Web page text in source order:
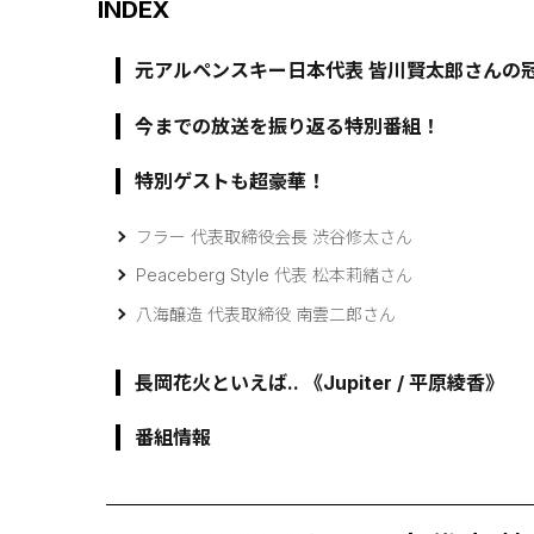
INDEX
元アルペンスキー日本代表 皆川賢太郎さんの
今までの放送を振り返る特別番組！
特別ゲストも超豪華！
フラー 代表取締役会長 渋谷修太さん
Peaceberg Style 代表 松本莉緒さん
八海醸造 代表取締役 南雲二郎さん
長岡花火といえば.. 《Jupiter / 平原綾香》
番組情報